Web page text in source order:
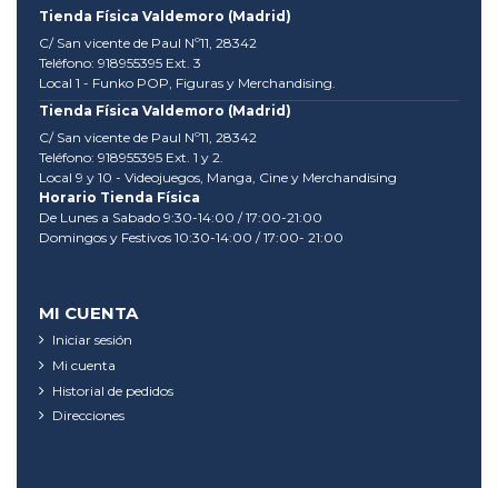
Tienda Física Valdemoro (Madrid)
C/ San vicente de Paul Nº11, 28342
Teléfono: 918955395 Ext. 3
Local 1 - Funko POP, Figuras y Merchandising.
Tienda Física Valdemoro (Madrid)
C/ San vicente de Paul Nº11, 28342
Teléfono: 918955395 Ext. 1 y 2.
Local 9 y 10 - Videojuegos, Manga, Cine y Merchandising
Horario Tienda Física
De Lunes a Sabado 9:30-14:00 / 17:00-21:00
Domingos y Festivos 10:30-14:00 / 17:00- 21:00
MI CUENTA
Iniciar sesión
Mi cuenta
Historial de pedidos
Direcciones